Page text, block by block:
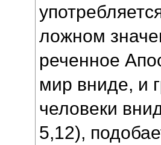
ложном
реченное
мир вниде, и
человеки
5,12),